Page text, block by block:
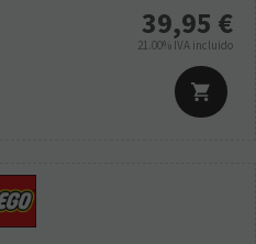
39,95 €
21.00% IVA incluido